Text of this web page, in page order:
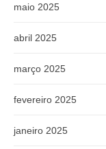
maio 2025
abril 2025
março 2025
fevereiro 2025
janeiro 2025